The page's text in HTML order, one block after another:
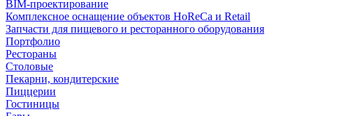
BIM-проектирование
Комплексное оснащение объектов HoReCa и Retail
Запчасти для пищевого и ресторанного оборудования
Портфолио
Рестораны
Столовые
Пекарни, кондитерские
Пиццерии
Гостиницы